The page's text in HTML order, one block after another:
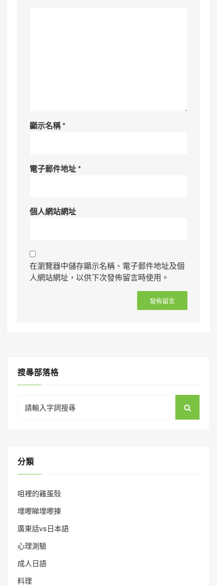
顯示名稱*
電子郵件地址*
個人網站網址
在瀏覽器中儲存顯示名稱、電子郵件地址及個
人網站網址，以供下次發佈留言時使用。
搜㝷部落格
for:
分類
咀裡的雞蛋殼
埋嚟睇埋嚟揀
廣東話vs日本語
心理測驗
成人日語
料理